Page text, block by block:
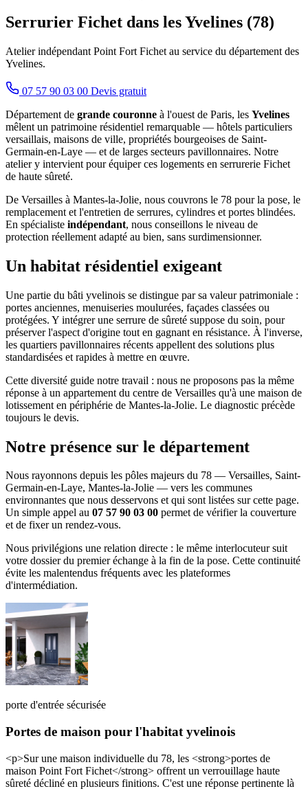
Serrurier Fichet dans les Yvelines (78)
Atelier indépendant Point Fort Fichet au service du département des
Yvelines.
07 57 90 03 00 Devis gratuit
Département de grande couronne à l'ouest de Paris, les Yvelines
mêlent un patrimoine résidentiel remarquable — hôtels particuliers
versaillais, maisons de ville, propriétés bourgeoises de Saint-
Germain-en-Laye — et de larges secteurs pavillonnaires. Notre
atelier y intervient pour équiper ces logements en serrurerie Fichet
de haute sûreté.
De Versailles à Mantes-la-Jolie, nous couvrons le 78 pour la pose, le
remplacement et l'entretien de serrures, cylindres et portes blindées.
En spécialiste indépendant, nous conseillons le niveau de
protection réellement adapté au bien, sans surdimensionner.
Un habitat résidentiel exigeant
Une partie du bâti yvelinois se distingue par sa valeur patrimoniale :
portes anciennes, menuiseries moulurées, façades classées ou
protégées. Y intégrer une serrure de sûreté suppose du soin, pour
préserver l'aspect d'origine tout en gagnant en résistance. À l'inverse,
les quartiers pavillonnaires récents appellent des solutions plus
standardisées et rapides à mettre en œuvre.
Cette diversité guide notre travail : nous ne proposons pas la même
réponse à un appartement du centre de Versailles qu'à une maison de
lotissement en périphérie de Mantes-la-Jolie. Le diagnostic précède
toujours le devis.
Notre présence sur le département
Nous rayonnons depuis les pôles majeurs du 78 — Versailles, Saint-
Germain-en-Laye, Mantes-la-Jolie — vers les communes
environnantes que nous desservons et qui sont listées sur cette page.
Un simple appel au 07 57 90 03 00 permet de vérifier la couverture
et de fixer un rendez-vous.
Nous privilégions une relation directe : le même interlocuteur suit
votre dossier du premier échange à la fin de la pose. Cette continuité
évite les malentendus fréquents avec les plateformes
d'intermédiation.
porte d'entrée sécurisée
Portes de maison pour l'habitat yvelinois
<p>Sur une maison individuelle du 78, les <strong>portes de
maison Point Fort Fichet</strong> offrent un verrouillage haute
sûreté décliné en plusieurs finitions. C'est une réponse pertinente là